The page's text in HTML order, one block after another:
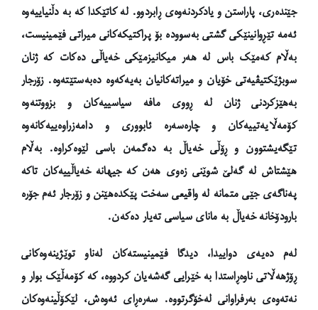
جێندەری، پاراستن و یادکردنەوەی ڕابردوو. لە کاتێکدا کە بە دڵنیاییەوە
ئەمە تێڕوانینێکی گشتی بەسوودە بۆ پراکتیکەکانی میراتی فێمینیست،
بەڵام کەمێک باس لە هەر میکانیزمێکی خەیاڵی دەکات کە ژنان
سوبژێکتیڤیەتی خۆیان و میراتەکانیان بەیەکەوە دەبەستێتەوە. زۆرجار
بەهێزکردنی ژنان لە ڕووی مافە سیاسییەکان و بزووتنەوە
کۆمەڵایەتییەکان و چارەسەرە ئابووری و دامەزراوەییەکانەوە
تێگەیشتوون و ڕۆڵی خەیاڵ بە دەگمەن باسی لێوەکراوە. بەڵام
هێشتاش لە گەلێ شوێنی زەوی هەن کە جیهانە خەیاڵییەکان تاکە
پەناگەی جێی متمانە لە واقیعی سەخت پێکدەهێنن و زۆرجار ئەم جۆرە
بارودۆخانە خەیاڵ بە مانای سیاسی تەیار دەکەن.
لەم دەیەی دواییدا، دیدگا فێمینیستەکان لەناو توێژینەوەکانی
ڕۆژهەڵاتی ناوەڕاستدا بە خێرایی گەشەیان کردووە، کە کۆمەڵێک بوار و
نەتەوەی بەرفراوانی لەخۆگرتووە. سەرەڕای ئەوەش، لێکۆڵینەوەکان